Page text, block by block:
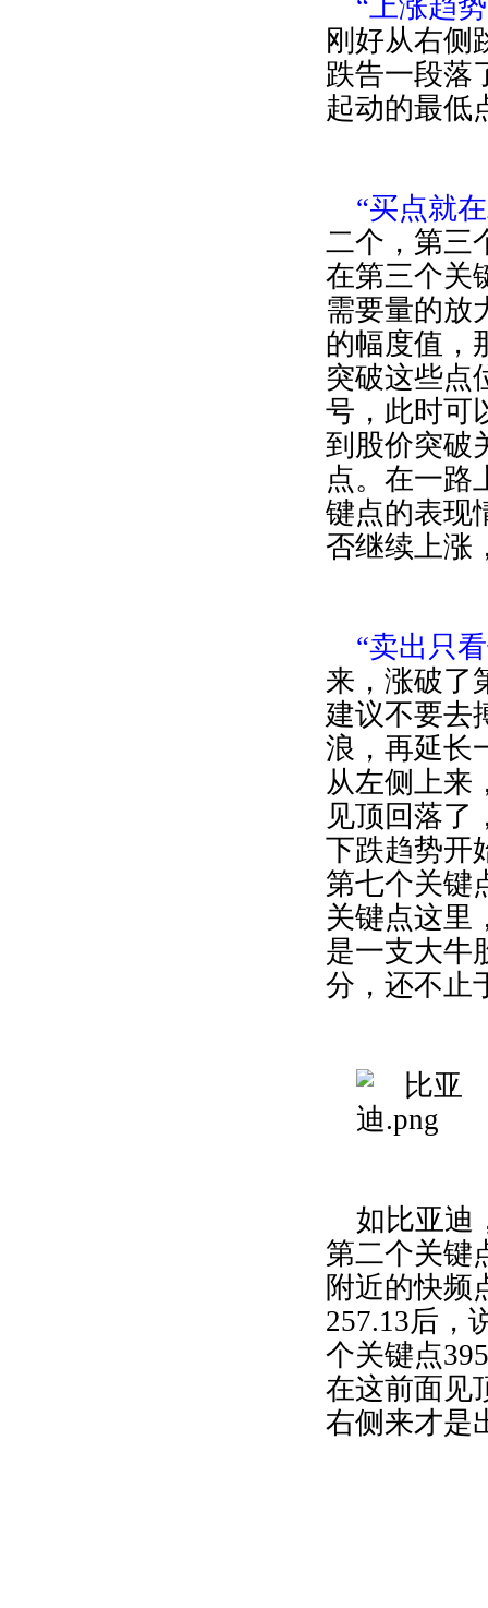
“上涨趋
刚好从右侧
跌告一段落
起动的最低
“买点就
二个，第三
在第三个关
需要量的放
的幅度值，
突破这些点
号，此时可
到股价突破
点。在一路
键点的表现
否继续上涨
“卖出只
来，涨破了
建议不要去
浪，再延长
从左侧上来
见顶回落了
下跌趋势开
第七个关键
关键点这里
是一支大牛
分，还不止
如比亚迪
第二个关键
附近的快频
257.13后，
个关键点
在这前面见
右侧来才是